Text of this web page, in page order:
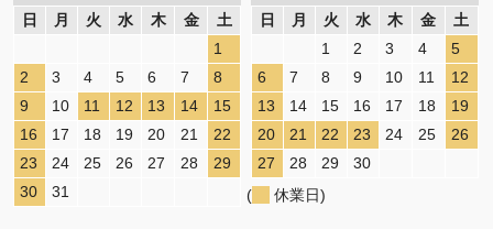
日
月 火 水 木 金
土
1
2
3 4 5 6 7
8
9
10 11 12 13 14
15
16
17 18 19 20 21
22
23
24 25 26 27 28
29
30
31
日
月 火 水 木 金
土
1
2 3 4
5
6
7 8 9 10 11
12
13
14 15 16 17 18
19
20
21 22 23 24 25
26
27
28 29
30
(
休業日)